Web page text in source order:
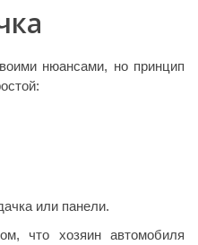
нюансами, но принцип
или панели.
что хозяин автомобиля